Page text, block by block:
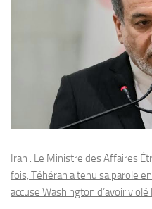
Iran : Le Ministre des Affaires
fois, Téhéran a tenu sa parole
accuse Washington d’avoir violé